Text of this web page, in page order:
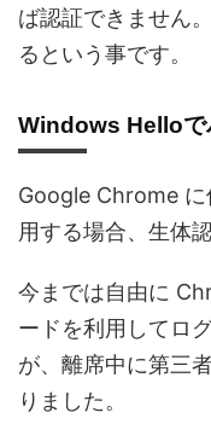
ば認証できません
るという事です。
Windows Helloで
Google Chrome に
用する場合、生体
今までは自由に
ードを利用してロ
が、離席中に第三
りました。